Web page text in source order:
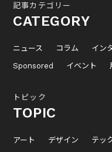
記事カテゴリー
CATEGORY
ニュース コラム イン
Sponsored
イベント
トピック
TOPIC
アート デザイン テッ